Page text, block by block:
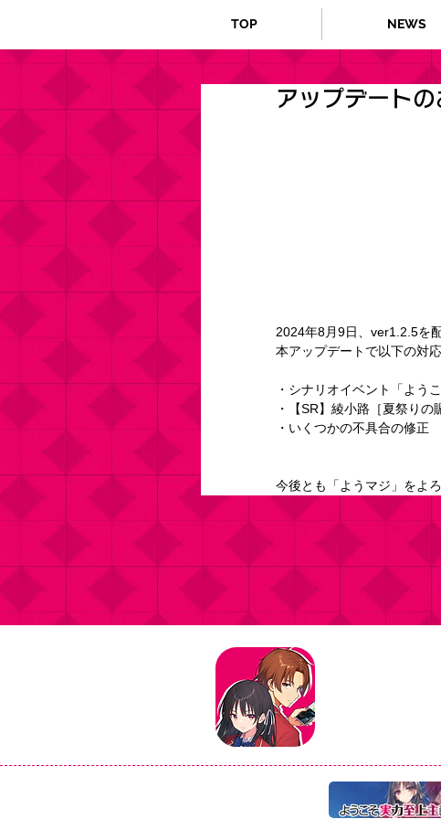
TOP NEWS
アップデート
2024年8月9日、ver1.2.5を
本アップデートで以下の対
・シナリオイベント「よう
・【SR】綾小路［夏祭り
・いくつかの不具合の修正
今後とも「ようマジ」をよ